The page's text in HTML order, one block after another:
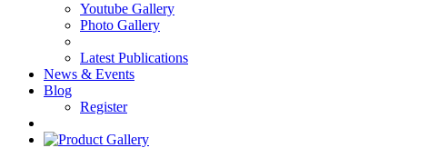
Youtube Gallery
Photo Gallery
Latest Publications
News & Events
Blog
Register